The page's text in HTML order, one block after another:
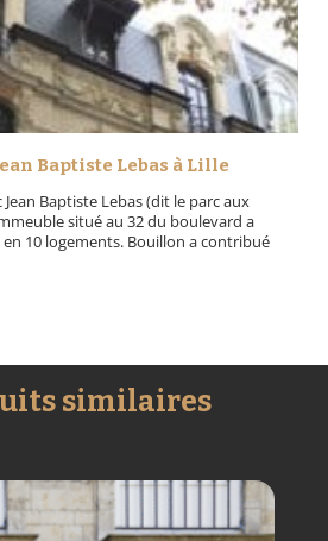
Baptiste Lebas à Lille
Baptiste Lebas (dit le parc aux
situé au 32 du boulevard a
10 logements. Bouillon a contribué
similaires